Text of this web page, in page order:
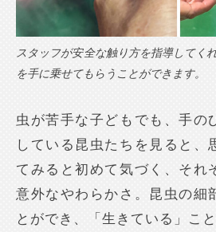
スタッフが安全な触り方を指導してく
を手に乗せてもらうことができます。
虫が苦手な子どもでも、手の
している昆虫たちを見ると、
てみると初めて気づく、それ
意外なやわらかさ。昆虫の細
とができ、「生きている」こ